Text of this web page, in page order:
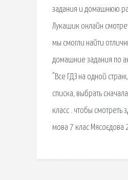
задания и домашнюю
Лукашик онлайн
мы смогли найти
домашние задания по
"Все ГДЗ на одной
списка, выбрать
класс . чтобы
мова 7 клас Мясоєдова